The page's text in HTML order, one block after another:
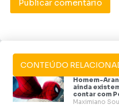
CONTEÚDO
Homem-
ainda
contar com
Maximiano